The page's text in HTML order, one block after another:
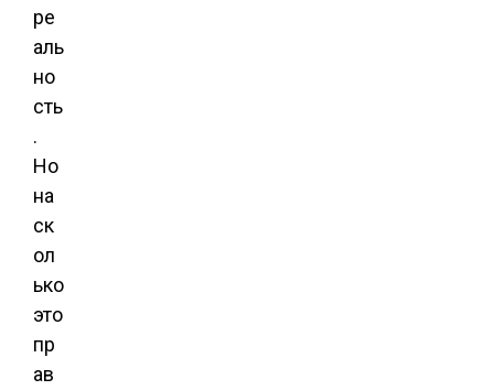
ре
аль
но
сть
.
Но
на
ск
ол
ько
это
пр
ав